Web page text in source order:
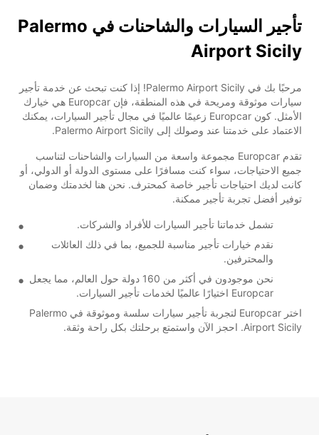
تأجير السيارات والشاحنات في Palermo
Airport Sicily
مرحبًا بك في Palermo Airport Sicily! إذا كنت تبحث عن خدمة تأجير
سيارات موثوقة ومريحة في هذه المنطقة، فإن Europcar هي خيارك
الأمثل. كون Europcar زعيمًا عالميًا في مجال تأجير السيارات، يمكنك
الاعتماد على خدمتنا عند وصولك إلى Palermo Airport Sicily.
تقدم Europcar مجموعة واسعة من السيارات والشاحنات لتناسب
جميع الاحتياجات، سواء كنت مسافرًا على مستوى الدولة أو الدولي، أو
كانت لديك احتياجات تأجير خاصة كمحترف. نحن هنا لخدمتك وضمان
توفير أفضل تجربة تأجير ممكنة.
تشمل خدماتنا تأجير السيارات للأفراد والشركات.
نقدم خيارات تأجير مناسبة للجميع، بما في ذلك العائلات
والمحترفين.
نحن موجودون في أكثر من 160 دولة حول العالم، مما يجعل
Europcar اختيارًا عالميًا لخدمات تأجير السيارات.
اختر Europcar لتجربة تأجير سيارات سلسة وموثوقة في Palermo
Airport Sicily. احجز الآن واستمتع برحلتك بكل راحة وثقة.